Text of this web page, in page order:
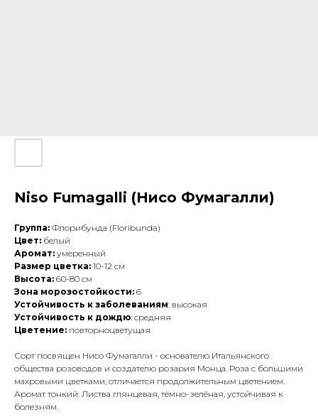
Niso Fumagalli (Нисо Фумагалли)
Группа: Флорибунда (Floribunda)
Цвет: белый
Аромат: умеренный
Размер цветка: 10-12 см
Высота: 60-80 см
Зона морозостойкости: 6
Устойчивость к заболеваниям: высокая
Устойчивость к дождю: средняя
Цветение: повторноцветущая
Сорт посвящен Нисо Фумагалли - основателю Итальянского
общества розоводов и создателю розария Монца. Роза с большими
махровыми цветками, отличается продолжительным цветением.
Аромат тонкий. Листва глянцевая, тёмно-зелёная, устойчивая к
болезням.